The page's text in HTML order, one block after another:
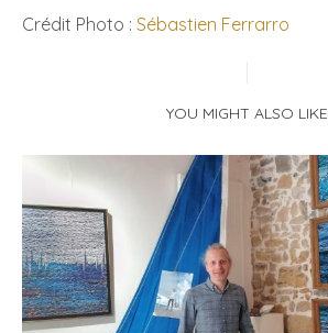
Crédit Photo : Sébastien Ferrarro
YOU MIGHT ALSO LIKE